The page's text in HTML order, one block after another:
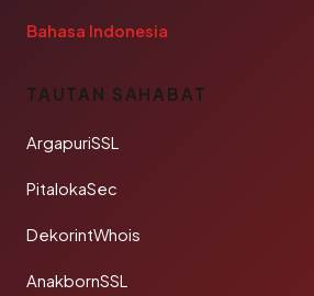
Bahasa Indonesia
TAUTAN SAHABAT
ArgapuriSSL
PitalokaSec
DekorintWhois
AnakbornSSL